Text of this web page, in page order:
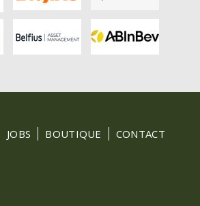
JOBS BOUTIQUE CONTACT